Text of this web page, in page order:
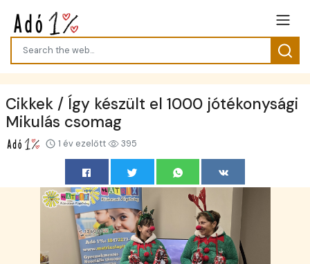
Cikkek / Így készült el 1000 jótékonysági
Mikulás csomag
1 év ezelőtt 395